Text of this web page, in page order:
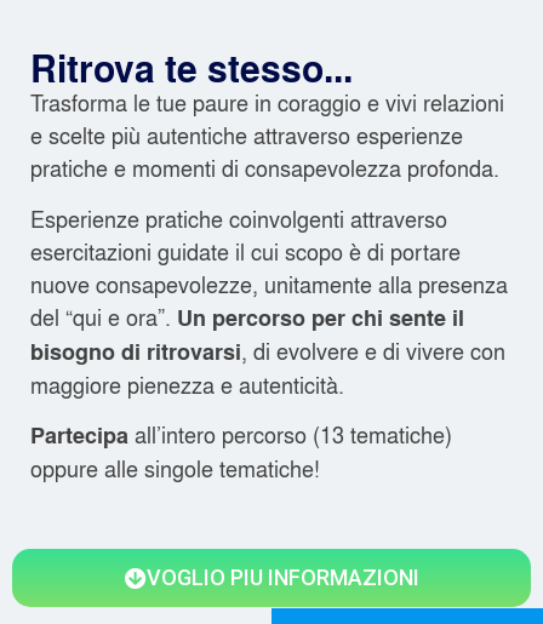
Ritrova te stesso...
Trasforma le tue paure in coraggio e vivi relazioni
e scelte più autentiche attraverso esperienze
pratiche e momenti di consapevolezza profonda.
Esperienze pratiche coinvolgenti attraverso
esercitazioni guidate il cui scopo è di portare
nuove consapevolezze, unitamente alla presenza
del “qui e ora”. Un percorso per chi sente il
bisogno di ritrovarsi, di evolvere e di vivere con
maggiore pienezza e autenticità.
Partecipaall’intero percorso (13 tematiche)
oppure alle singole tematiche!
VOGLIO PIU INFORMAZIONI